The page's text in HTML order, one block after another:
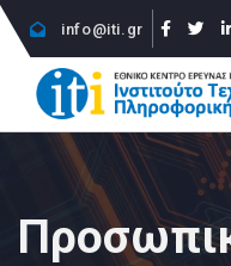
info@iti.gr